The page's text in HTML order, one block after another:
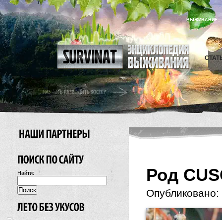
ВЫЖИВАНИЕ
Найти: Род
Опубликовано: